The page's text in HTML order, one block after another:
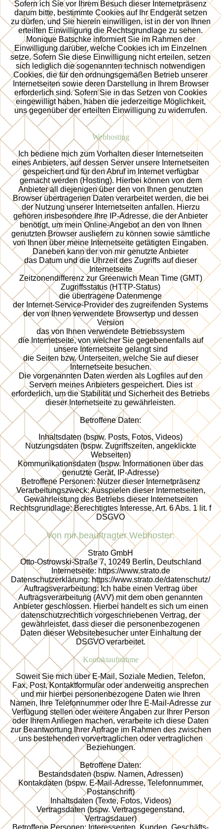
Sofern ich Sie vor Ihrem Besuch dieser Internetpräsenz
darum bitte, bestimmte Cookies auf Ihr Endgerät setzen
zu dürfen, und Sie hierein einwilligen, ist in der von Ihnen
erteilten Einwilligung die Rechtsgrundlage zu sehen.
Monique Batschke informiert Sie im Rahmen der
Einwilligung darüber, welche Cookies ich im Einzelnen
setze. Sofern Sie diese Einwilligung nicht erteilen, setzen
sich lediglich die sogenannten technisch notwendigen
Cookies, die für den ordnungsgemäßen Betrieb unserer
Internetseiten sowie deren Darstellung in Ihrem Browser
erforderlich sind. Sofern Sie in das Setzen von Cookies
eingewilligt haben, haben die jederzeitige Möglichkeit,
uns gegenüber der erteilten Einwilligung zu widerrufen.
Webhosting
Ich bediene mich zum Vorhalten dieser Internetseiten
eines Anbieters, auf dessen Server unsere Internetseiten
gespeichert und für den Abruf im Internet verfügbar
gemacht werden (Hosting). Hierbei können von dem
Anbieter all diejenigen über den von Ihnen genutzten
Browser übertragenen Daten verarbeitet werden, die bei
der Nutzung unserer Internetseiten anfallen. Hierzu
gehören insbesondere Ihre IP-Adresse, die der Anbieter
benötigt, um mein Online-Angebot an den von Ihnen
genutzten Browser ausliefern zu können sowie sämtliche
von Ihnen über meine Internetseite getätigten Eingaben.
Daneben kann der von mir genutzte Anbieter
das Datum und die Uhrzeit des Zugriffs auf dieser
Internetseite
Zeitzonendifferenz zur Greenwich Mean Time (GMT)
Zugriffsstatus (HTTP-Status)
die übertragene Datenmenge
der Internet-Service-Provider des zugreifenden Systems
der von Ihnen verwendete Browsertyp und dessen
Version
das von Ihnen verwendete Betriebssystem
die Internetseite, von welcher Sie gegebenenfalls auf
unsere Internetseite gelangt sind
die Seiten bzw. Unterseiten, welche Sie auf dieser
Internetseite besuchen.
Die vorgenannten Daten werden als Logfiles auf den
Servern meines Anbieters gespeichert. Dies ist
erforderlich, um die Stabilität und Sicherheit des Betriebs
dieser Internetseite zu gewährleisten.
Betroffene Daten:
Inhaltsdaten (bspw. Posts, Fotos, Videos)
Nutzungsdaten (bspw. Zugriffszeiten, angeklickte
Webseiten)
Kommunikationsdaten (bspw. Informationen über das
genutzte Gerät, IP-Adresse)
Betroffene Personen: Nutzer dieser Internetpräsenz
Verarbeitungszweck: Ausspielen dieser Internetseiten,
Gewährleistung des Betriebs dieser Internetseiten
Rechtsgrundlage: Berechtigtes Interesse, Art. 6 Abs. 1 lit. f
DSGVO
Von mir beauftragter Webhoster:
Strato GmbH
Otto-Ostrowski-Straße 7, 10249 Berlin, Deutschland
Internetseite: https://www.strato.de
Datenschutzerklärung: https://www.strato.de/datenschutz/
Auftragsverarbeitung: Ich habe einen Vertrag über
Auftragsverarbeitung (AVV) mit dem oben genannten
Anbieter geschlossen. Hierbei handelt es sich um einen
datenschutzrechtlich vorgeschriebenen Vertrag, der
gewährleistet, dass dieser die personenbezogenen
Daten dieser Websitebesucher unter Einhaltung der
DSGVO verarbeitet.
Kontaktaufnahme
Soweit Sie mich über E-Mail, Soziale Medien, Telefon,
Fax, Post, Kontaktformular oder anderweitig ansprechen
und mir hierbei personenbezogene Daten wie Ihren
Namen, Ihre Telefonnummer oder Ihre E-Mail-Adresse zur
Verfügung stellen oder weitere Angaben zur Ihrer Person
oder Ihrem Anliegen machen, verarbeite ich diese Daten
zur Beantwortung Ihrer Anfrage im Rahmen des zwischen
uns bestehenden vorvertraglichen oder vertraglichen
Beziehungen.
Betroffene Daten:
Bestandsdaten (bspw. Namen, Adressen)
Kontakdaten (bspw. E-Mail-Adresse, Telefonnummer,
Postanschrift)
Inhaltsdaten (Texte, Fotos, Videos)
Vertragsdaten (bspw. Vertragsgegenstand,
Vertragsdauer)
Betroffene Personen: Interessenten, Kunden, Geschäfts-